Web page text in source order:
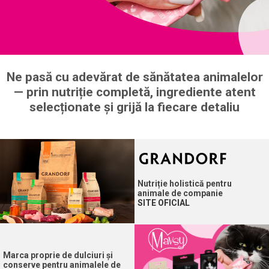
Ne pasă cu adevărat de sănătatea animalelor
— prin nutriție completă, ingrediente atent
selecționate și grijă la fiecare detaliu
Nutriție holistică pentru
animale de companie
SITE OFICIAL
Marca proprie de dulciuri și
conserve pentru animalele de